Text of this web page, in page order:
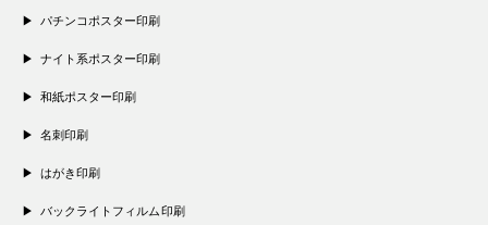
パチンコポスター印刷
ナイト系ポスター印刷
和紙ポスター印刷
名刺印刷
はがき印刷
バックライトフィルム印刷